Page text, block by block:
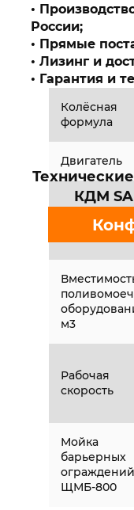
России;
Прямые
Лизинг и
Гарантия и
Колёсная
формула
Двигатель
Коробка
м3
Рабочая
скорость
Мойка
барьерных
ограждений
ЩМБ-800
КДМ